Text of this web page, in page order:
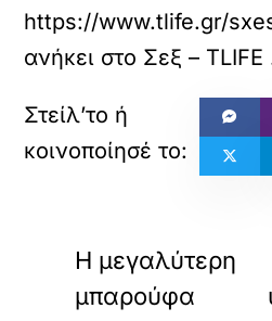
https://www.tlife.gr/
ανήκει στο Σεξ – TLIFE
Η μεγαλύτερη
μπαρούφα